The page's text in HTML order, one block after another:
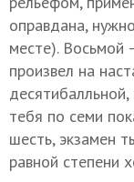
оправдана,
месте). Восьмой
произвел на
тебя по семи
шесть, экзамен
равной степени